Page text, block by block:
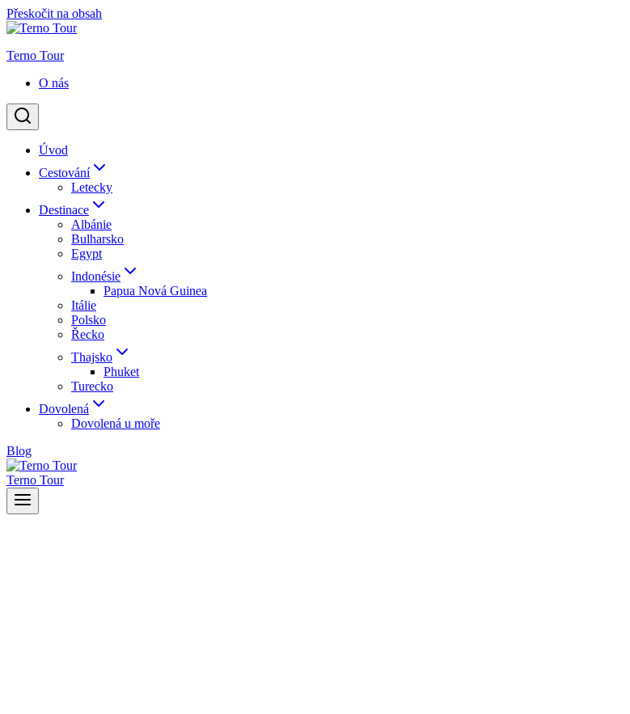
Přeskočit na obsah
Terno Tour
O nás
Úvod
Cestování
Letecky
Destinace
Albánie
Bulharsko
Egypt
Indonésie
Papua Nová Guinea
Itálie
Polsko
Řecko
Thajsko
Phuket
Turecko
Dovolená
Dovolená u moře
Blog
Terno Tour